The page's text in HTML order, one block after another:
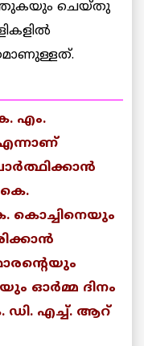
ചെയ്തു
എം.
എന്നാണ്
കൊച്ചിനെയും
ഓര്‍മ്മ ദിനം
ഡി. എച്ച്. ആറ്